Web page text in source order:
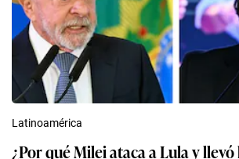
Latinoamérica
¿Por qué Milei ataca a Lula y